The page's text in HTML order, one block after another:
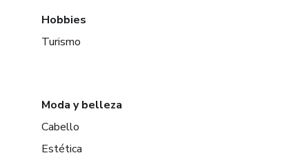
Hobbies
Turismo
Moda y belleza
Cabello
Estética